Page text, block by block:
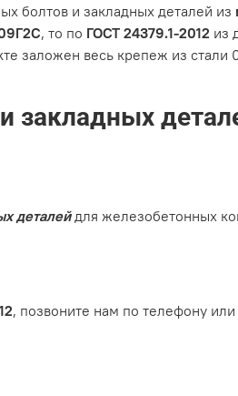
болтов и закладных деталей из
, то по ГОСТ 24379.1-2012 из
заложен весь крепеж из стали
закладных
деталейдля железобетонных
, позвоните нам по телефону или